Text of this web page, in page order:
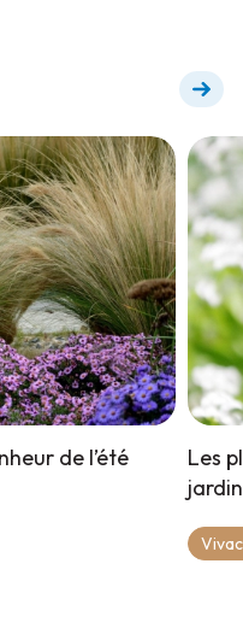
de l’été
Les